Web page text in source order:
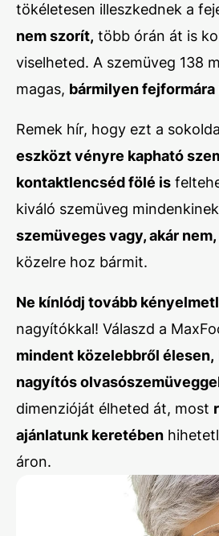
tökéletesen illeszkednek a
nem szorít, több órán át is
viselheted. A szemüveg 138
magas, bármilyen fejformára
Remek hír, hogy ezt a
eszközt vényre kapható
kontaktlencséd fölé is
kiváló szemüveg
szemüveges vagy, akár nem,
közelre hoz bármit.
Ne kínlódj tovább
nagyítókkal! Válaszd a
mindent közelebbről élesen,
nagyítós
dimenzióját élheted át, most
ajánlatunk keretében
áron.